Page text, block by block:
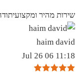
שירות מהיר
haim david
11:18 06 Jul 26